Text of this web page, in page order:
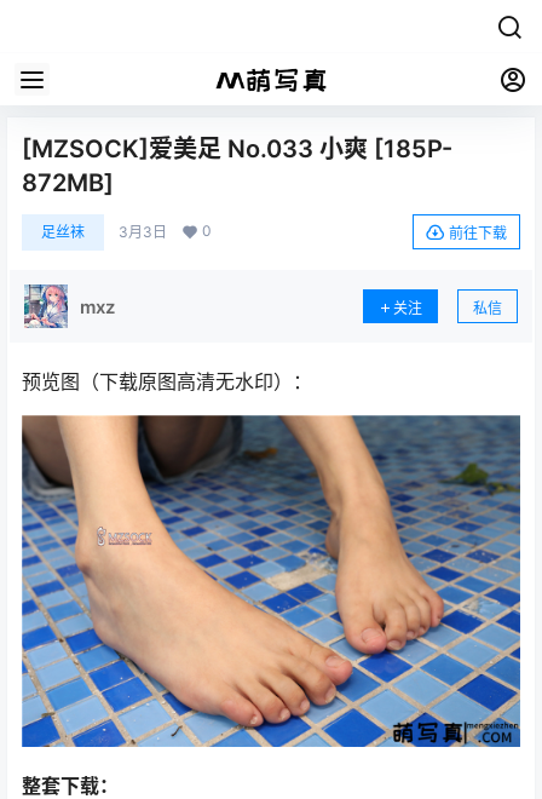
[MZSOCK]爱美足 No.033 小爽 [185P-
872MB]
足丝袜 3月3日 0 前往下载
mxz 关注 私信
预览图（下载原图高清无水印）：
整套下载：